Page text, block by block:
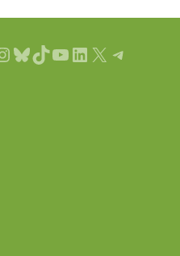
Bluesky
TikTok
YouTube
LinkedIn
X Telegram